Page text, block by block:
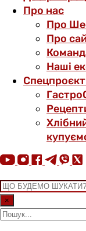
Про нас
Про
Про
Наші
×